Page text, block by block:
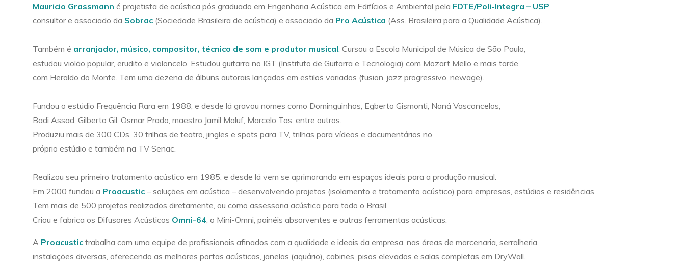
Mauricio Grassmann é projetista de acústica pós graduado em Engenharia Acústica em Edifícios e Ambiental pela FDTE/Poli-Integra – USP,
consultor e associado da Sobrac (Sociedade Brasileira de acústica) e associado da Pro Acústica (Ass. Brasileira para a Qualidade Acústica).
Também é arranjador, músico, compositor, técnico de som e produtor musical. Cursou a Escola Municipal de Música de São Paulo,
estudou violão popular, erudito e violoncelo. Estudou guitarra no IGT (Instituto de Guitarra e Tecnologia) com Mozart Mello e mais tarde
com Heraldo do Monte. Tem uma dezena de álbuns autorais lançados em estilos variados (fusion, jazz progressivo, newage).
Fundou o estúdio Frequência Rara em 1988, e desde lá gravou nomes como Dominguinhos, Egberto Gismonti, Naná Vasconcelos,
Badi Assad, Gilberto Gil, Osmar Prado, maestro Jamil Maluf, Marcelo Tas, entre outros.
Produziu mais de 300 CDs, 30 trilhas de teatro, jingles e spots para TV, trilhas para vídeos e documentários no
próprio estúdio e também na TV Senac.
Realizou seu primeiro tratamento acústico em 1985, e desde lá vem se aprimorando em espaços ideais para a produção musical.
Em 2000 fundou a Proacustic – soluções em acústica – desenvolvendo projetos (isolamento e tratamento acústico) para empresas, estúdios e residências.
Tem mais de 500 projetos realizados diretamente, ou como assessoria acústica para todo o Brasil.
Criou e fabrica os Difusores Acústicos Omni-64, o Mini-Omni, painéis absorventes e outras ferramentas acústicas.
A Proacustic trabalha com uma equipe de profissionais afinados com a qualidade e ideais da empresa, nas áreas de marcenaria, serralheria,
instalações diversas, oferecendo as melhores portas acústicas, janelas (aquário), cabines, pisos elevados e salas completas em DryWall.